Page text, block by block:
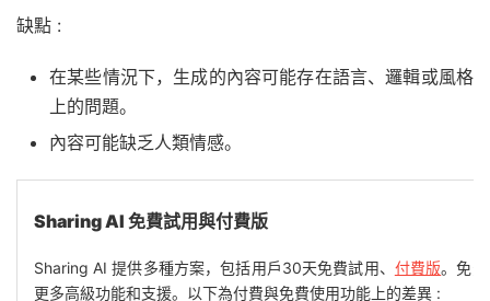
缺點 :
在某些情況下，生成的內容可能存在語言、邏輯或風格
上的問題。
內容可能缺乏人類情感。
Sharing AI 免費試用與付費版
Sharing AI 提供多種方案，包括用戶30天免費試用、 付費版。免
更多高級功能和支援。以下為付費與免費使用功能上的差異 :